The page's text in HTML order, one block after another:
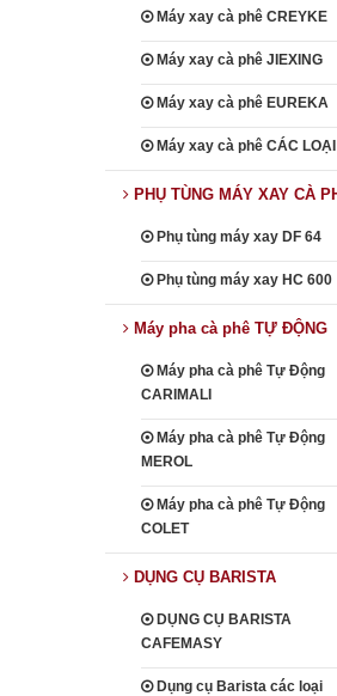
Máy xay cà phê CREYKE
Máy xay cà phê JIEXING
Máy xay cà phê EUREKA
Máy xay cà phê CÁC LOẠI
PHỤ TÙNG MÁY XAY CÀ
Phụ tùng máy xay DF 64
Phụ tùng máy xay HC 600
Máy pha cà phê TỰ ĐỘNG
Máy pha cà phê Tự Động
CARIMALI
Máy pha cà phê Tự Động
MEROL
Máy pha cà phê Tự Động
COLET
DỤNG CỤ BARISTA
DỤNG CỤ BARISTA
CAFEMASY
Dụng cụ Barista các loại